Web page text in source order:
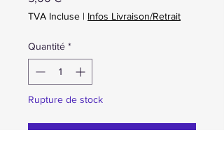
TVA Incluse | Infos Livraison/Retrait
Quantité *
Rupture de stock